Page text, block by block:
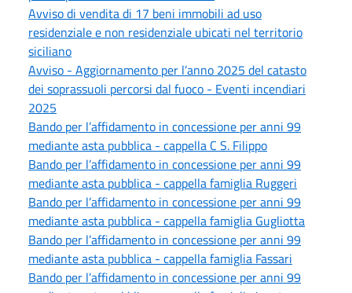
Avviso di vendita di 17 beni immobili ad uso
residenziale e non residenziale ubicati nel territorio
siciliano
Avviso - Aggiornamento per l’anno 2025 del catasto
dei soprassuoli percorsi dal fuoco - Eventi incendiari
2025
Bando per l’affidamento in concessione per anni 99
mediante asta pubblica - cappella C S. Filippo
Bando per l’affidamento in concessione per anni 99
mediante asta pubblica - cappella famiglia Ruggeri
Bando per l’affidamento in concessione per anni 99
mediante asta pubblica - cappella famiglia Gugliotta
Bando per l’affidamento in concessione per anni 99
mediante asta pubblica - cappella famiglia Fassari
Bando per l’affidamento in concessione per anni 99